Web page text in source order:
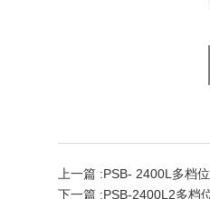
上一篇 :PSB- 2400L多档
下一篇 :PSB-2400L2多档